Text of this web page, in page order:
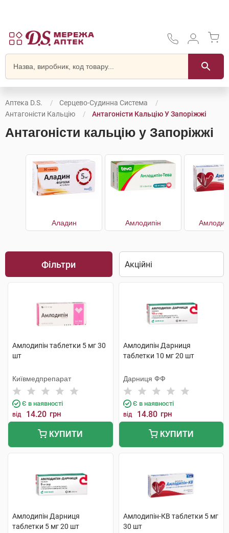
Аптека D.S.
Серцево-Судинна Система
Антагоністи Кальцію
Антагоністи Кальцію У Запоріжжі
Антагоністи кальцію у Запоріжжі
Аладин Амлодипін
Фільтри
Амлодипін таблетки 5 мг 30
шт
Київмедпрепарат
Є в наявності
від 14.20 грн
КУПИТИ
Амлодипін Дарниця
таблетки 10 мг 20 шт
Дарниця ФФ
Є в наявності
від 14.80 грн
КУПИТИ
Амлодипін Дарниця
таблетки 5 мг 20 шт
Амлодипін-КВ таблетки 5 мг
30 шт